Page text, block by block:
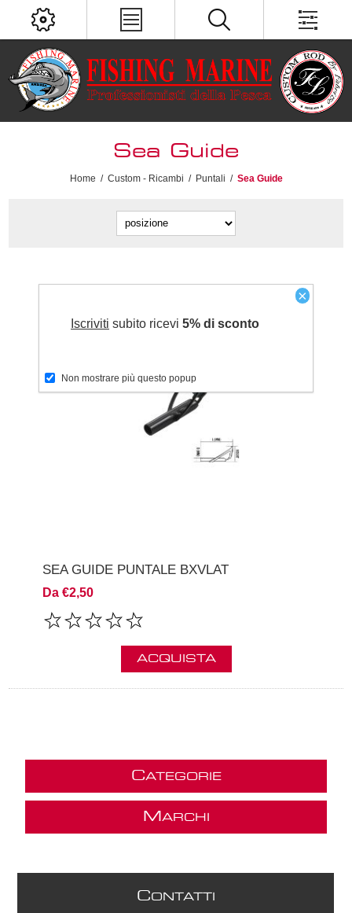
Sea Guide
Home / Custom - Ricambi / Puntali / Sea Guide
SEA GUIDE PUNTALE BXVLAT
Da €2,50
ACQUISTA
CATEGORIE
M ARCHI
CONTATTI
×
Iscriviti subito ricevi 5% di sconto
Non mostrare più questo popup